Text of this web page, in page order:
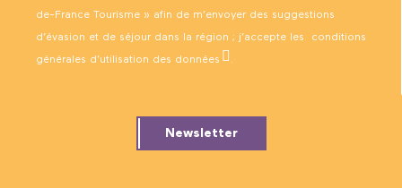
de-France Tourisme » afin de m’envoyer des suggestions
d’évasion et de séjour dans la région ; j’accepte les conditions
générales d’utilisation des données .
Newsletter